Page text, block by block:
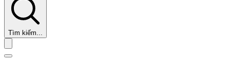
Tìm kiếm...